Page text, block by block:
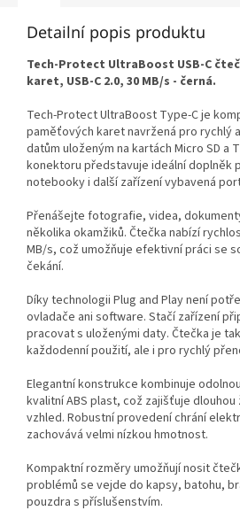
Detailní popis produktu
Tech-Protect UltraBoost USB-C
karet, USB-C 2.0, 30 MB/s - černá.
Tech-Protect UltraBoost Type-C je
paměťových karet navržená pro rychlý
datům uloženým na kartách Micro SD a
konektoru představuje ideální doplněk
notebooky i další zařízení vybavená
Přenášejte fotografie, videa,
několika okamžiků. Čtečka nabízí
MB/s, což umožňuje efektivní práci se
čekání.
Díky technologii Plug and Play není
ovladače ani software. Stačí zařízení
pracovat s uloženými daty. Čtečka je
každodenní použití, ale i pro rychlý
Elegantní konstrukce kombinuje
kvalitní ABS plast, což zajišťuje
vzhled. Robustní provedení chrání
zachovává velmi nízkou hmotnost.
Kompaktní rozměry umožňují nosit
problémů se vejde do kapsy, batohu,
pouzdra s příslušenstvím.